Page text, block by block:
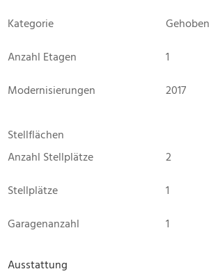
Kategorie
Gehoben
Anzahl Etagen
1
Modernisierungen
2017
Stellflächen
Anzahl Stellplätze
2
Stellplätze
1
Garagenanzahl
1
Ausstattung